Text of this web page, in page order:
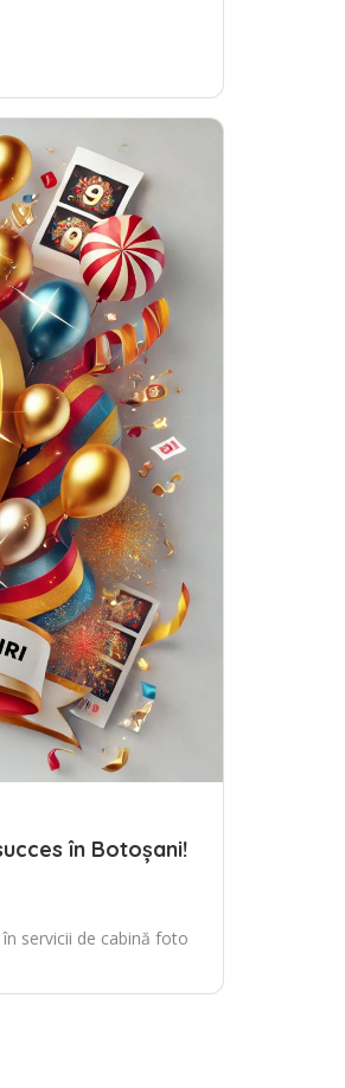
în Botoșani!
servicii de cabină foto